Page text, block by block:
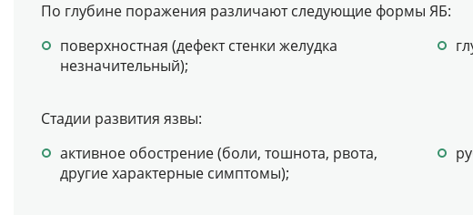
По глубине поражения различают следующие формы ЯБ:
поверхностная (дефект стенки желудка
незначительный);
Стадии развития язвы:
активное обострение (боли, тошнота, рвота,
другие характерные симптомы);